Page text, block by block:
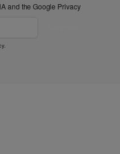
and the Google Privacy
.